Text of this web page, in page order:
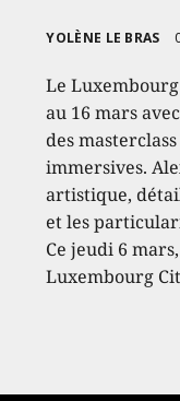
YOLÈNE LE BRAS
Le
au 16 mars
des
immersives.
artistique,
et les
Ce jeudi 6
Luxembourg